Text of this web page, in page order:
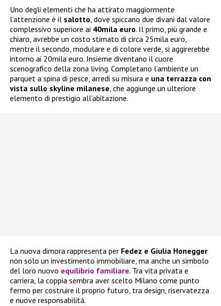
Uno degli elementi che ha attirato maggiormente
l’attenzione è il salotto, dove spiccano due divani dal valore
complessivo superiore ai 40mila euro. Il primo, più grande e
chiaro, avrebbe un costo stimato di circa 25mila euro,
mentre il secondo, modulare e di colore verde, si aggirerebbe
intorno ai 20mila euro. Insieme diventano il cuore
scenografico della zona living. Completano l’ambiente un
parquet a spina di pesce, arredi su misura e una terrazza con
vista sullo skyline milanese, che aggiunge un ulteriore
elemento di prestigio all’abitazione.
La nuova dimora rappresenta per Fedez e Giulia Honegger
non solo un investimento immobiliare, ma anche un simbolo
del loro nuovo equilibrio familiare. Tra vita privata e
carriera, la coppia sembra aver scelto Milano come punto
fermo per costruire il proprio futuro, tra design, riservatezza
e nuove responsabilità.